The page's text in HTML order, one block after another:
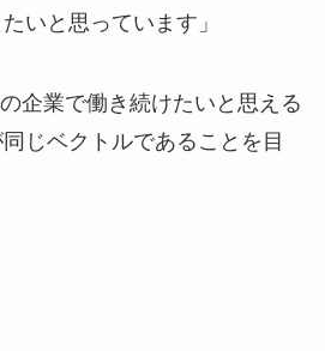
いと思っています」
企業で働き続けたいと思える
じベクトルであることを目